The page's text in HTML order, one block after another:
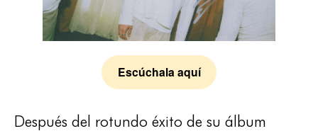
Escúchala aquí
Después del rotundo éxito de su álbum